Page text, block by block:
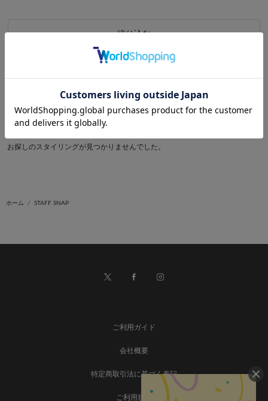
絞り込む
現在の検索条件
品番：25031-261900000 全て解除
お探しのスタイリングが見つかりませんでした。
ホーム STAFF SNAP
ご利用ガイド
会社概要
特定商取引法に基づく表記
ご利用規約